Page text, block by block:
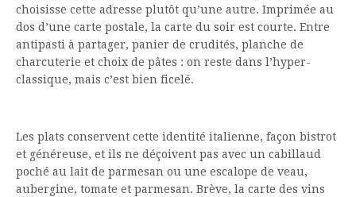
choisisse cette adresse plutôt qu’une autre. Imprimée au
dos d’une carte postale, la carte du soir est courte. Entre
antipasti à partager, panier de crudités, planche de
charcuterie et choix de pâtes : on reste dans l’hyper-
classique, mais c’est bien ficelé.
Les plats conservent cette identité italienne, façon bistrot
et généreuse, et ils ne déçoivent pas avec un cabillaud
poché au lait de parmesan ou une escalope de veau,
aubergine, tomate et parmesan. Brève, la carte des vins